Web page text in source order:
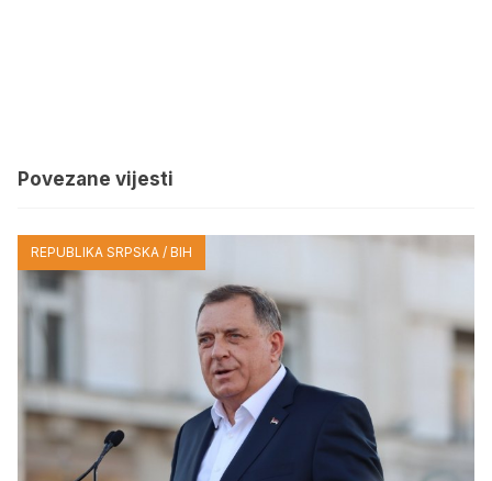
Povezane vijesti
REPUBLIKA SRPSKA / BIH